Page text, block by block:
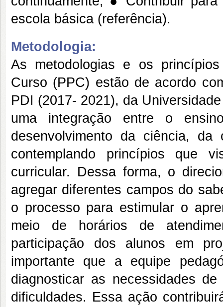
escola básica (referência).
Metodologia:
As metodologias e os
Curso (PPC) estão de acordo
PDI (2017- 2021), da
uma integração entre o
desenvolvimento da ciência,
contemplando princípios que
curricular. Dessa forma, o
agregar diferentes campos do
o processo para estimular o
meio de horários de
participação dos alunos em
importante que a equipe
diagnosticar as necessidades
dificuldades. Essa ação